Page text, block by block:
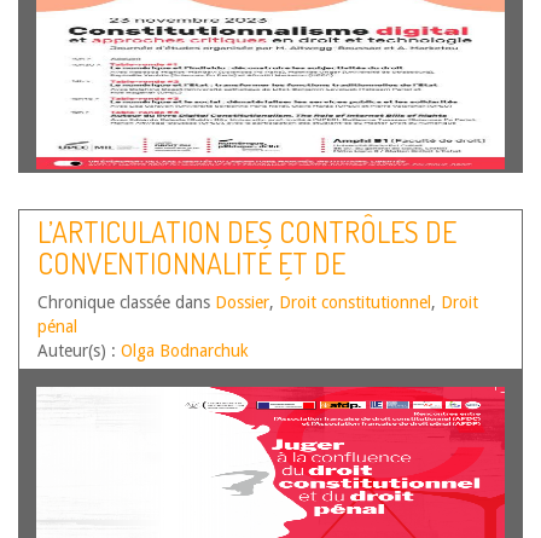
L’ARTICULATION DES CONTRÔLES DE
CONVENTIONNALITÉ ET DE
CONSTITUTIONNALITÉ DE LA LOI
PÉNALE – REGARD DE LA
CONSTITUTIONNALISTE
Chronique classée dans Dossier, Droit constitutionnel , Droit
pénal
Auteur(s) : Olga Bodnarchuk